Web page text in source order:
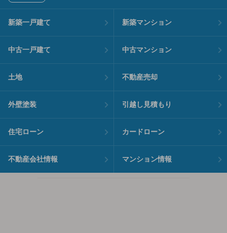
新築一戸建て 新築マンション
中古一戸建て 中古マンション
土地 不動産売却
外壁塗装 引越し見積もり
住宅ローン カードローン
不動産会社情報 マンション情報